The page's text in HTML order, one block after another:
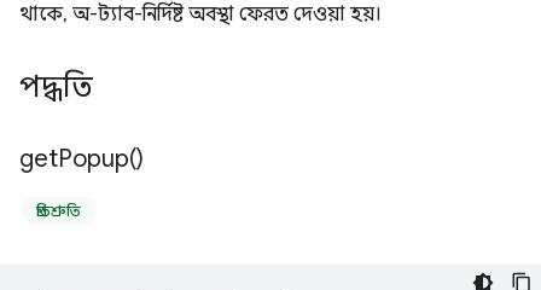
থাকে, অ-ট্যাব-নির্দিষ্ট অবস্থা ফেরত দেওয়া হয়।
পদ্ধতি
getPopup()
প্রতিশ্রুতি